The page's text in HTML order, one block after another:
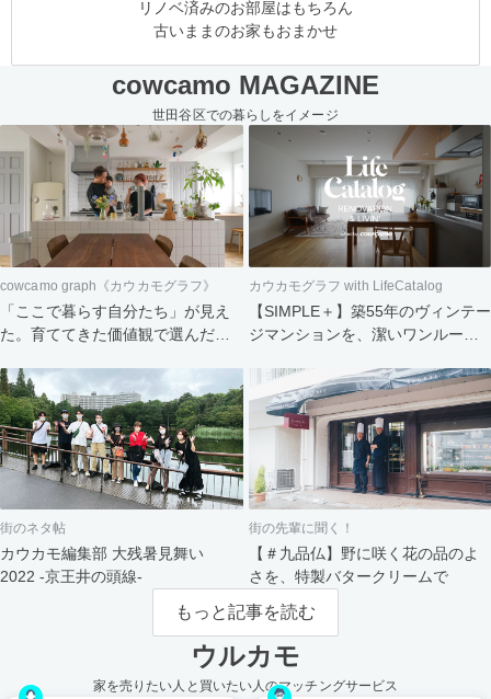
リノベ済みのお部屋はもちろん
古いままのお家もおまかせ
cowcamo MAGAZINE
世田谷区での暮らしをイメージ
cowcamo graph《カウカモグラフ》
「ここで暮らす自分たち」が見え
た。育ててきた価値観で選んだ住
カウカモグラフ with LifeCatalog
【SIMPLE＋】築55年のヴィンテー
ジマンションを、潔いワンルーム
らし
街のネタ帖
カウカモ編集部 大残暑見舞い
2022 -京王井の頭線-
街の先輩に聞く！
【＃九品仏】野に咲く花の品のよ
さを、特製バタークリームで
もっと記事を読む
ウルカモ
家を売りたい人と買いたい人のマッチングサービス